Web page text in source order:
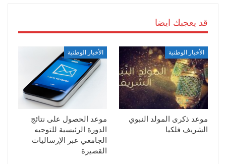
قد يعجبك ايضا
الأخبار الوطنية
موعد ذكرى المولد النبوي
الشريف فلكيا
الأخبار الوطنية
موعد الحصول على نتائج
الدورة الرئيسية للتوجيه
الجامعي عبر الإرساليات
القصيرة